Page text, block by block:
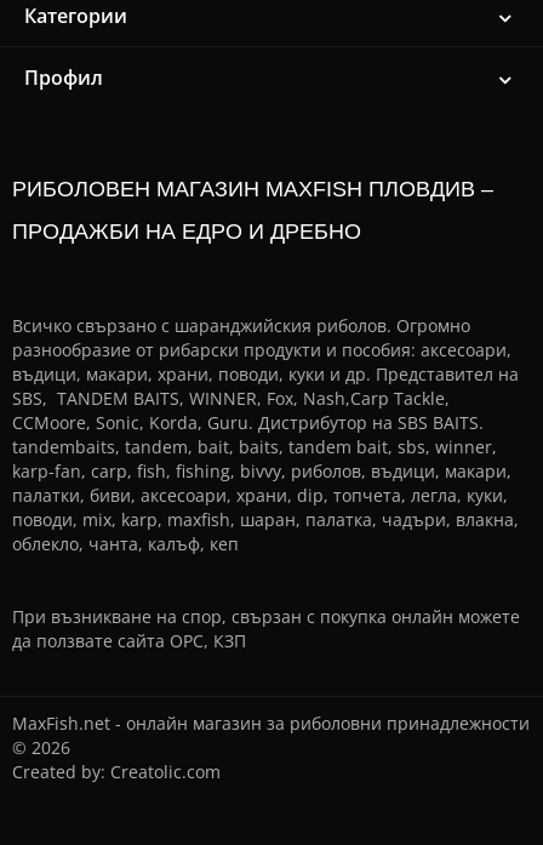
Категории
Профил
РИБОЛОВЕН МАГАЗИН MAXFISH ПЛОВДИВ –
ПРОДАЖБИ НА ЕДРО И ДРЕБНО
Всичко свързано с шаранджийския риболов. Огромно
разнообразие от рибарски продукти и пособия: аксесоари,
въдици, макари, храни, поводи, куки и др. Представител на
SBS, TANDEM BAITS, WINNER, Fox, Nash,Carp Tackle,
CCMoore, Sonic, Korda, Guru. Дистрибутор на SBS BAITS.
tandembaits, tandem, bait, baits, tandem bait, sbs, winner,
karp-fan, carp, fish, fishing, bivvy, риболов, въдици, макари,
палатки, биви, аксесоари, храни, dip, топчета, легла, куки,
поводи, mix, karp, maxfish, шаран, палатка, чадъри, влакна,
облекло, чанта, калъф, кеп
При възникване на спор, свързан с покупка онлайн можете
да ползвате сайта ОРС, КЗП
MaxFish.net - онлайн магазин за риболовни принадлежности
© 2026
Created by: Creatolic.com